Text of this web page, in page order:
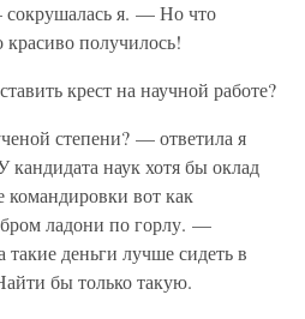
сокрушалась я. — Но что
красиво получилось!
крест на научной работе?
степени? — ответила я
наук хотя бы оклад
вот как
ладони по горлу. —
такие деньги лучше сидеть в
бы только такую.